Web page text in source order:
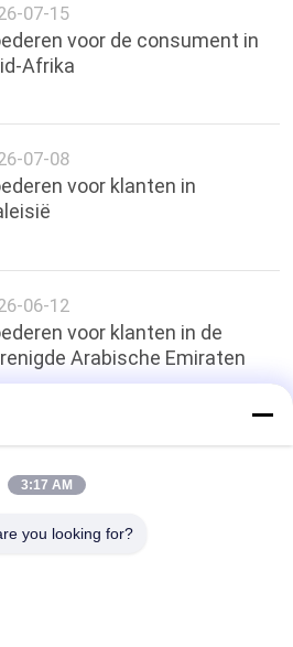
07-15
voor de consument in
Afrika
07-08
voor klanten in
06-12
voor klanten in de
Arabische Emiraten
naar boven
3:17 AM
you looking for?